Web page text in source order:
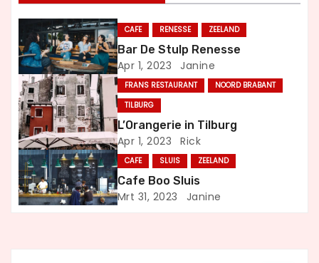
n
a
v
i
g
a
t
CAFE RENESSE ZEELAND
Bar De Stulp Renesse
Apr 1, 2023 Janine
FRANS RESTAURANT
NOORD BRABANT
TILBURG
L’Orangerie in Tilburg
Apr 1, 2023 Rick
CAFE SLUIS ZEELAND
Cafe Boo Sluis
Mrt 31, 2023 Janine